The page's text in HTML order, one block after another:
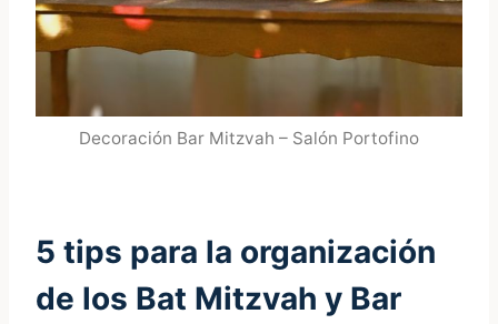
Decoración Bar Mitzvah – Salón Portofino
5 tips para la organización
de los Bat Mitzvah y Bar